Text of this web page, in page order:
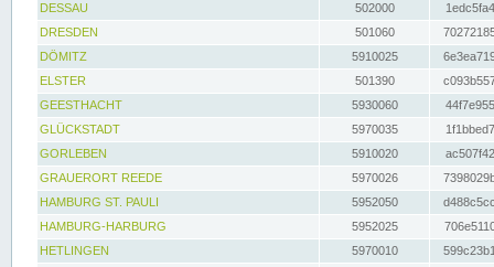
DESSAU
502000
DRESDEN
501060
DÖMITZ
5910025
ELSTER
501390
GEESTHACHT
5930060
GLÜCKSTADT
5970035
GORLEBEN
5910020
GRAUERORT REEDE
5970026
HAMBURG ST. PAULI
5952050
HAMBURG-HARBURG
5952025
HETLINGEN
5970010